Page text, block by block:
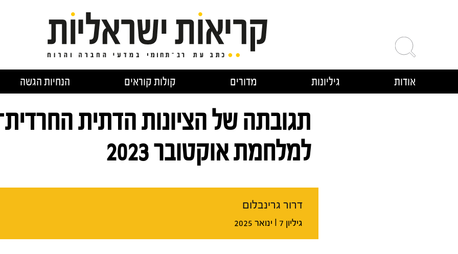
אודות גיליונות מדורים קולות קוראים הנחיות הגשה
תגובתה של הציונות הדתית
למלחמת אוקטובר 2023
דרור גרינבלום
גיליון 7 I ינואר 2025